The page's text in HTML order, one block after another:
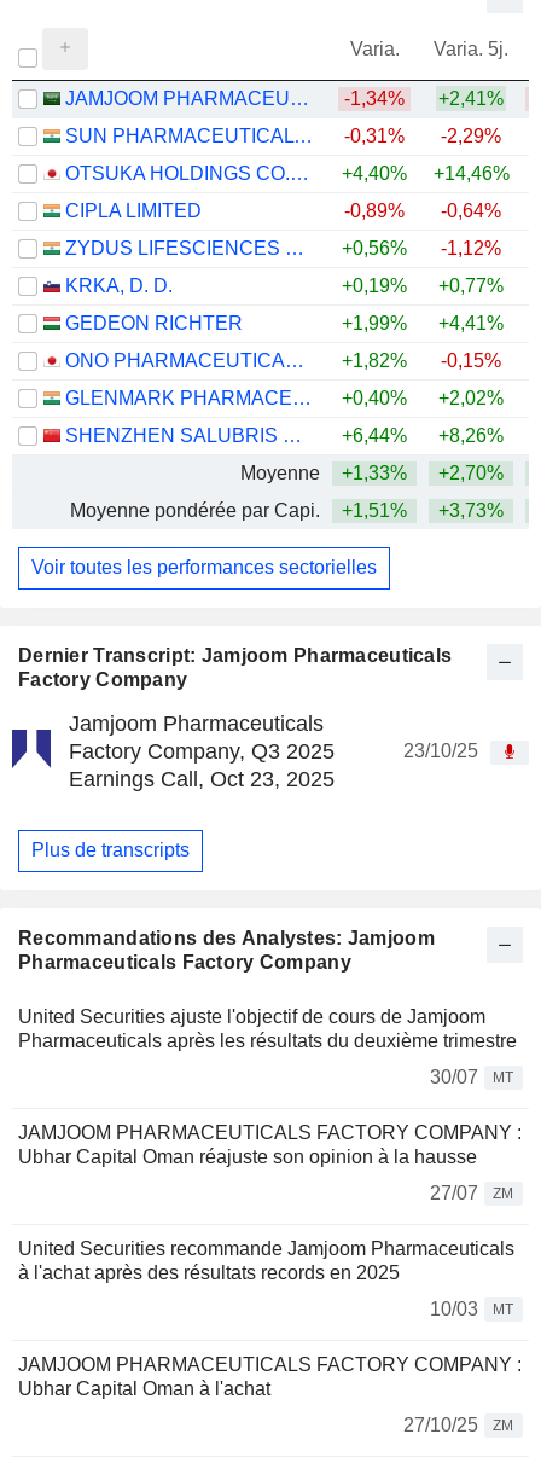
Dernier Transcript: Jamjoom Pharmaceuticals
Factory Company
Jamjoom Pharmaceuticals
Factory Company, Q3 2025
Earnings Call, Oct 23, 2025
23/10/25
Plus de transcripts
Recommandations des Analystes: Jamjoom
Pharmaceuticals Factory Company
United Securities ajuste l'objectif de cours de Jamjoom
Pharmaceuticals après les résultats du deuxième trimestre
30/07
MT
JAMJOOM PHARMACEUTICALS FACTORY COMPANY :
Ubhar Capital Oman réajuste son opinion à la hausse
27/07
ZM
United Securities recommande Jamjoom Pharmaceuticals
à l'achat après des résultats records en 2025
10/03
MT
JAMJOOM PHARMACEUTICALS FACTORY COMPANY :
Ubhar Capital Oman à l'achat
27/10/25
ZM
Varia. Varia. 5j.
JAMJOOM PHARMACEUTICALS FACTORY COMPANY -1,34% +2,41%
SUN PHARMACEUTICAL INDUSTRIES LTD.
-0,31% -2,29%
OTSUKA HOLDINGS CO., LTD.
+4,40% +14,46%
CIPLA LIMITED
-0,89% -0,64%
ZYDUS LIFESCIENCES LIMITED
+0,56% -1,12%
KRKA, D. D.
+0,19% +0,77%
GEDEON RICHTER
+1,99% +4,41%
ONO PHARMACEUTICAL CO., LTD.
+1,82% -0,15%
GLENMARK PHARMACEUTICALS LIMITED
+0,40% +2,02%
SHENZHEN SALUBRIS PHARMACEUTICALS CO., LTD.
+6,44% +8,26%
Moyenne
+1,33% +2,70%
Moyenne pondérée par Capi.
+1,51% +3,73%
Voir toutes les performances sectorielles